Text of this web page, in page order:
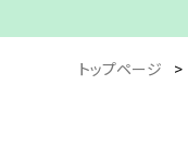
トップページ >